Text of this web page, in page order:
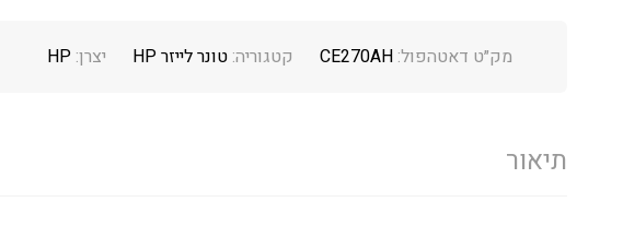
מק״ט דאטהפול: CE270AH קטגוריה: טונר לייזר HP יצרן: HP
תיאור